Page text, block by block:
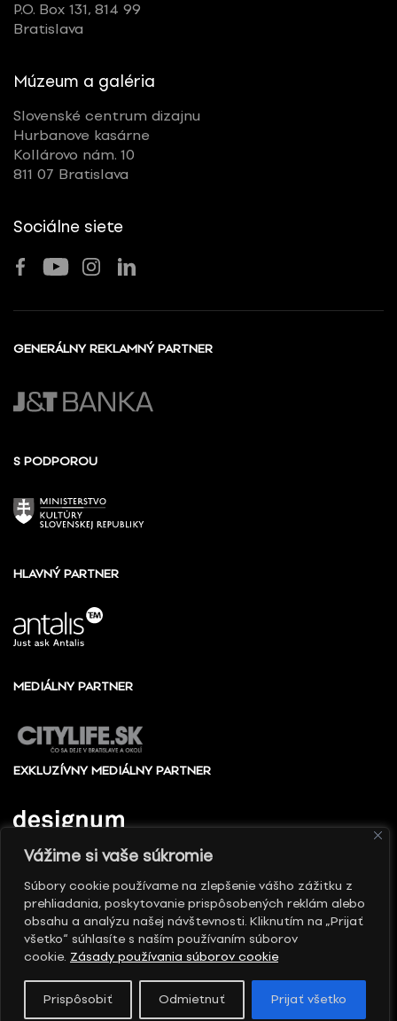
Vážime si vaše súkromie
Súbory cookie používame na zlepšenie vášho zážitku z
prehliadania, poskytovanie prispôsobených reklám alebo
obsahu a analýzu našej návštevnosti. Kliknutím na „Prijať
všetko“ súhlasíte s naším používaním súborov
cookie. Zásady používania súborov cookie
Prispôsobiť Odmietnuť Prijať všetko
P.O. Box 131, 814 99
Bratislava
Múzeum a galéria
Slovenské centrum dizajnu
Hurbanove kasárne
Kollárovo nám. 10
811 07 Bratislava
Sociálne siete
GENERÁLNY REKLAMNÝ PARTNER
S PODPOROU
HLAVNÝ PARTNER
MEDIÁLNY PARTNER
EXKLUZÍVNY MEDIÁLNY PARTNER
© 2010 - 2026 Slovenské centrum dizajnu, Všetky
práva vyhradené